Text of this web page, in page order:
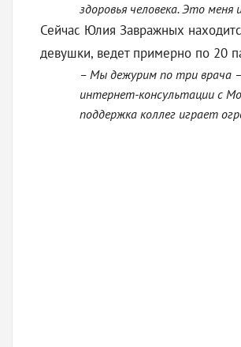
здоровья человека. Это
Сейчас Юлия Завражных
девушки, ведет примерно по 20
– Мы дежурим по три врача
интернет-консультации с
поддержка коллег играет